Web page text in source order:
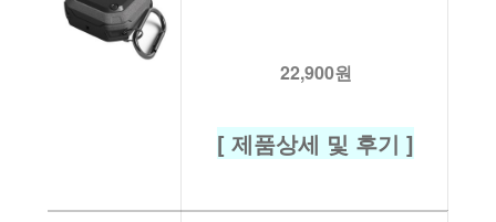
22,900원
[ 제품상세 및 후기 ]